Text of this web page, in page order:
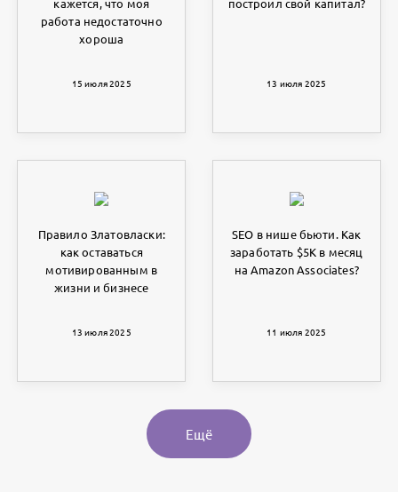
работа недостаточно
хороша
15 июля 2025 13 июля 2025
Правило Златовласки:
как оставаться
мотивированным в
жизни и бизнесе
13 июля 2025
SEO в нише бьюти. Как
заработать $5K в месяц
на Amazon Associates?
11 июля 2025
Ещё